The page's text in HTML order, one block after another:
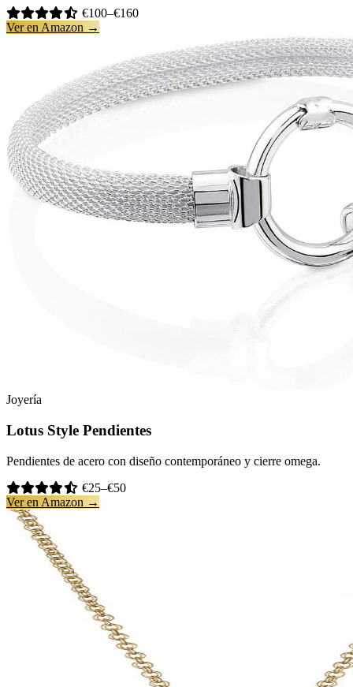
€100–€160
Ver en Amazon →
Joyería
Lotus Style Pendientes
Pendientes de acero con diseño contemporáneo y cierre omega.
€25–€50
Ver en Amazon →